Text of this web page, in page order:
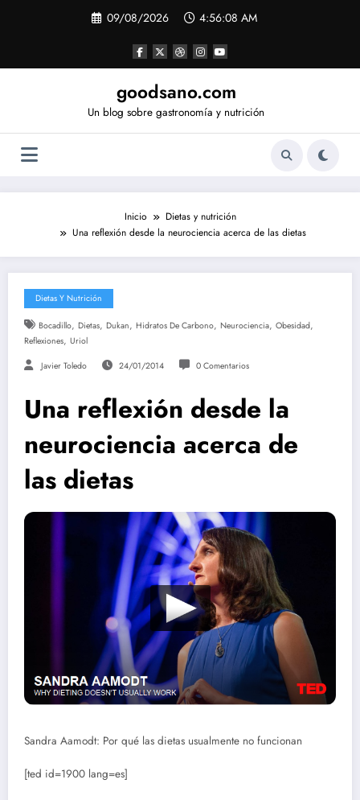
09/08/2026 4:56:08 AM
goodsano.com
Un blog sobre gastronomía y nutrición
Inicio
Dietas y nutrición
Una reflexión desde la neurociencia acerca de las dietas
Dietas Y Nutrición
Bocadillo, Dietas, Dukan, Hidratos De Carbono, Neurociencia, Obesidad,
Reflexiones, Uriol
Javier Toledo 24/01/2014 0 Comentarios
Una reflexión desde la
neurociencia acerca de
las dietas
Sandra Aamodt: Por qué las dietas usualmente no funcionan
[ted id=1900 lang=es]